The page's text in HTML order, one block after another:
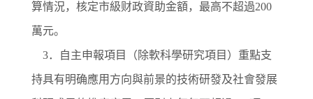
算情況，核定市級财政資助金額，最高不超過200
萬元。
3．自主申報項目（除軟科學研究項目）重點支
持具有明确應用方向與前景的技術研發及社會發展